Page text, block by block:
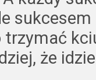
sukcesem
że